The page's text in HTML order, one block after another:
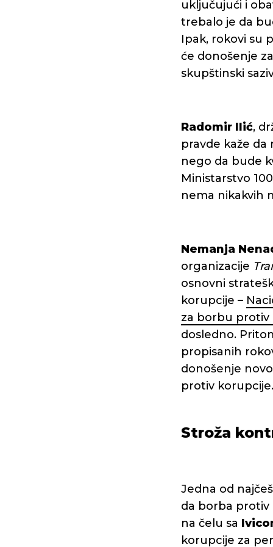
uključujući i
trebalo je da
Ipak, rokovi su
će donošenje
skupštinski
Radomir Ilić,
pravde kaže da
nego da bude
Ministarstvo
nema nikakvih
Nemanja
organizacije
osnovni
korupcije –
za borbu protiv
dosledno.
propisanih
donošenje
protiv korupcije.
Stroža
Jedna od
da borba protiv
na čelu sa
korupcije za